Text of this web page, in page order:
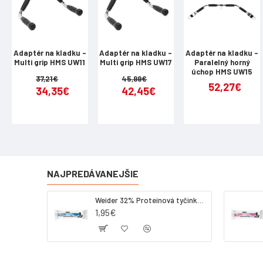
Adaptér na kladku -
Multi grip HMS UW11
34,35€
37,21€
Adaptér na kladku -
Multi grip HMS UW17
42,45€
45,99€
Adaptér na kladku -
Paralelný horný
úchop HMS UW15
52,27€
NAJPREDÁVANEJŠIE
1,95€